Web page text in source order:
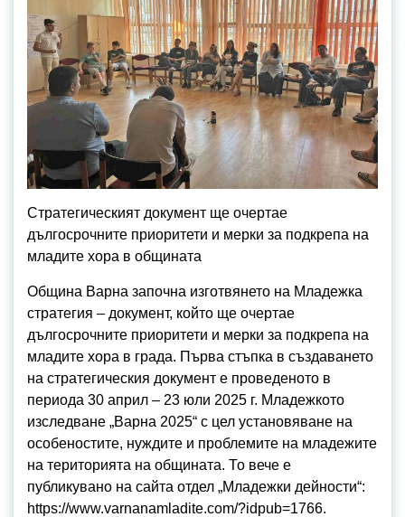
Стратегическият документ ще очертае
дългосрочните приоритети и мерки за подкрепа на
младите хора в общината
Община Варна започна изготвянето на Младежка
стратегия – документ, който ще очертае
дългосрочните приоритети и мерки за подкрепа на
младите хора в града. Първа стъпка в създаването
на стратегическия документ е проведеното в
периода 30 април – 23 юли 2025 г. Младежкото
изследване „Варна 2025“ с цел установяване на
особеностите, нуждите и проблемите на младежите
на територията на общината. То вече е
публикувано на сайта отдел „Младежки дейности“:
https://www.varnanamladite.com/?idpub=1766.